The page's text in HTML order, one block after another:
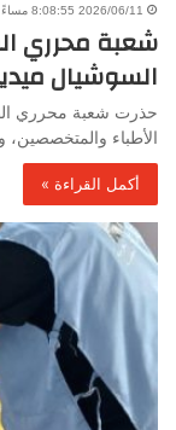
2026/06/11 8:08:55 مساءً
شعبة محرري
السوشيال
حذرت شعبة محرري
الأطباء
أكمل القراءة »